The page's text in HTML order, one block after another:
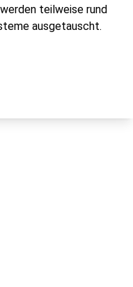
teilweise rund
ausgetauscht.